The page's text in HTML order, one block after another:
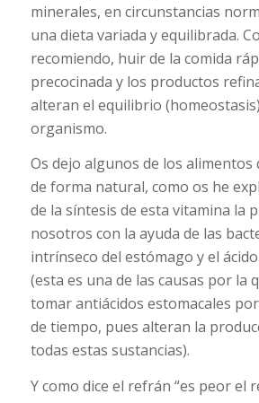
minerales, en circunstancias
una dieta variada y equilibrada.
recomiendo, huir de la comida
precocinada y los productos
alteran el equilibrio
organismo.
Os dejo algunos de los alimentos
de forma natural, como os he
de la síntesis de esta vitamina la
nosotros con la ayuda de las
intrínseco del estómago y el
(esta es una de las causas por la
tomar antiácidos estomacales
de tiempo, pues alteran la
todas estas sustancias).
Y como dice el refrán “es peor el